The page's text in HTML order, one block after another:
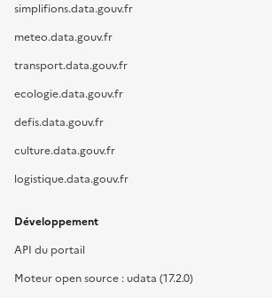
simplifions.data.gouv.fr
meteo.data.gouv.fr
transport.data.gouv.fr
ecologie.data.gouv.fr
defis.data.gouv.fr
culture.data.gouv.fr
logistique.data.gouv.fr
Développement
API du portail
Moteur open source : udata (17.2.0)